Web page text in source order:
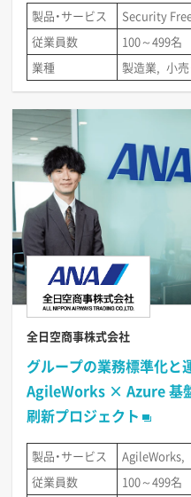
製品・サービス Security
従業員数
100～499名
業種
製造業 小売
全日空商事株式会社
グループの業務標準化と
AgileWorks × Azure 基盤
刷新プロジェクト
製品・サービス AgileWorks
従業員数
100～499名